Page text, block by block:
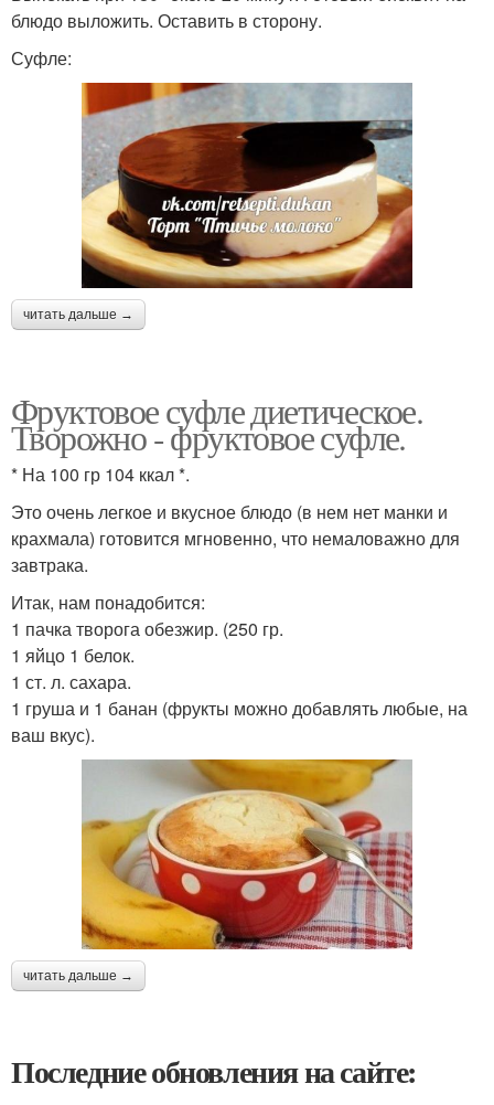
блюдо выложить. Оставить в сторону.
Суфле:
читать дальше →
Фруктовое суфле диетическое.
Творожно - фруктовое суфле.
* На 100 гр 104 ккал *.
Это очень легкое и вкусное блюдо (в нем нет манки и
крахмала) готовится мгновенно, что немаловажно для
завтрака.
Итак, нам понадобится:
1 пачка творога обезжир. (250 гр.
1 яйцо 1 белок.
1 ст. л. сахара.
1 груша и 1 банан (фрукты можно добавлять любые, на
ваш вкус).
читать дальше →
Последние обновления на сайте: